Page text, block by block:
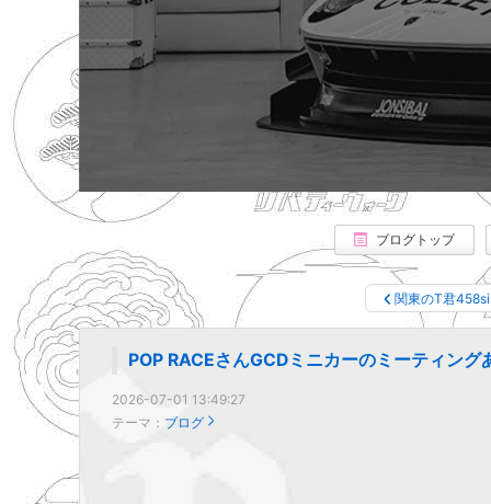
ブログトップ
関東のT君
POP RACEさんGCDミニカーのミーティン
2026-07-01 13:49:27
テーマ： ブログ